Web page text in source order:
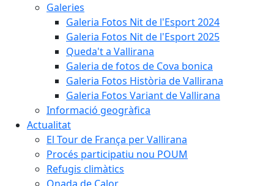
Galeries
Galeria Fotos Nit de l'Esport 2024
Galeria Fotos Nit de l'Esport 2025
Queda't a Vallirana
Galeria de fotos de Cova bonica
Galeria Fotos Història de Vallirana
Galeria Fotos Variant de Vallirana
Informació geogràfica
Actualitat
El Tour de França per Vallirana
Procés participatiu nou POUM
Refugis climàtics